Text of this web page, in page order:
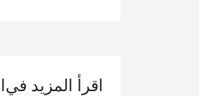
اقرأ المزيد في